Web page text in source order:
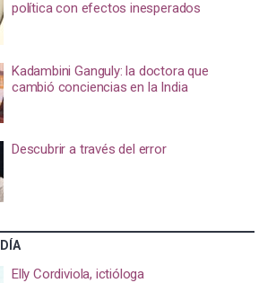
política con efectos inesperados
Kadambini Ganguly: la doctora que
cambió conciencias en la India
Descubrir a través del error
Elly Cordiviola, ictióloga